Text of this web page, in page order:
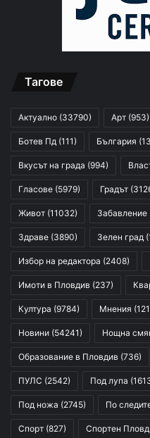
Тагове
Актуално (33790) Арт (953)
Ботев Пд (111) България
Вкусът на града (994)
Гласове (5979) Градът
Живот (11032) Забавление
Здраве (3890) Зелен град
Избор на редактора (2408)
Имоти в Пловдив (237)
Култура (9784) Мнения
Новини (54241) Нощна
Образование в Пловдив (736)
ПУЛС (2542) Под лупа
Под ножа (2745) По
Спорт (827) Спортен